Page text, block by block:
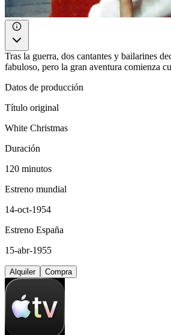
Tras la guerra, dos cantantes y bailarines
fabuloso, pero la gran aventura comienza
Datos de producción
Título original
White Christmas
Duración
120 minutos
Estreno mundial
14-oct-1954
Estreno España
15-abr-1955
Alquiler Compra